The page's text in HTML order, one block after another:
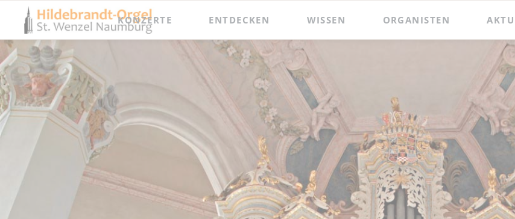
KONZERTE
Orgel punkt Zwölf und Junge Talente
Internationaler Orgelsommer
Festival Hildebrandt-Tage
ENTDECKEN
Besichtigungen und Präsentationen
Meisterkurse
WISSEN
Hildebrandt-Orgel
Zacharias Hildebrandt
Ladegast-Orgel
Bach in Naumburg
ORGANISTEN
Das Amt des Wenzelsorganisten
Die Assistenzorganistin
Berühmte Gast-Organisten